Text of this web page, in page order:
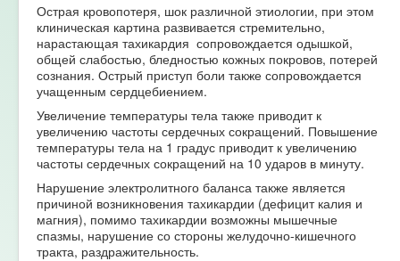
Острая кровопотеря, шок различной этиологии, при этом
клиническая картина развивается стремительно,
нарастающая тахикардия сопровождается одышкой,
общей слабостью, бледностью кожных покровов, потерей
сознания. Острый приступ боли также сопровождается
учащенным сердцебиением.
Увеличение температуры тела также приводит к
увеличению частоты сердечных сокращений. Повышение
температуры тела на 1 градус приводит к увеличению
частоты сердечных сокращений на 10 ударов в минуту.
Нарушение электролитного баланса также является
причиной возникновения тахикардии (дефицит калия и
магния), помимо тахикардии возможны мышечные
спазмы, нарушение со стороны желудочно-кишечного
тракта, раздражительность.